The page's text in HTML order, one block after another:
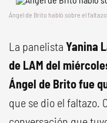
Ángel de Brito habló sobre el
La panelista Yanina
de LAM del
Ángel de Brito fue
que se dio el faltazo.